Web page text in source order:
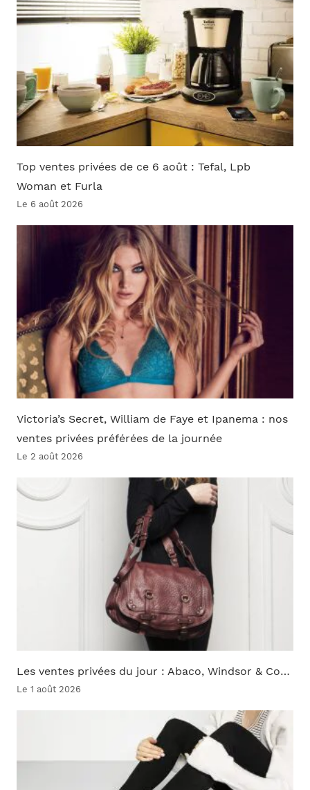
Top ventes privées de ce 6 août : Tefal, Lpb
Woman et Furla
Le 6 août 2026
Victoria’s Secret, William de Faye et Ipanema : nos
ventes privées préférées de la journée
Le 2 août 2026
Les ventes privées du jour : Abaco, Windsor & Co…
Le 1 août 2026